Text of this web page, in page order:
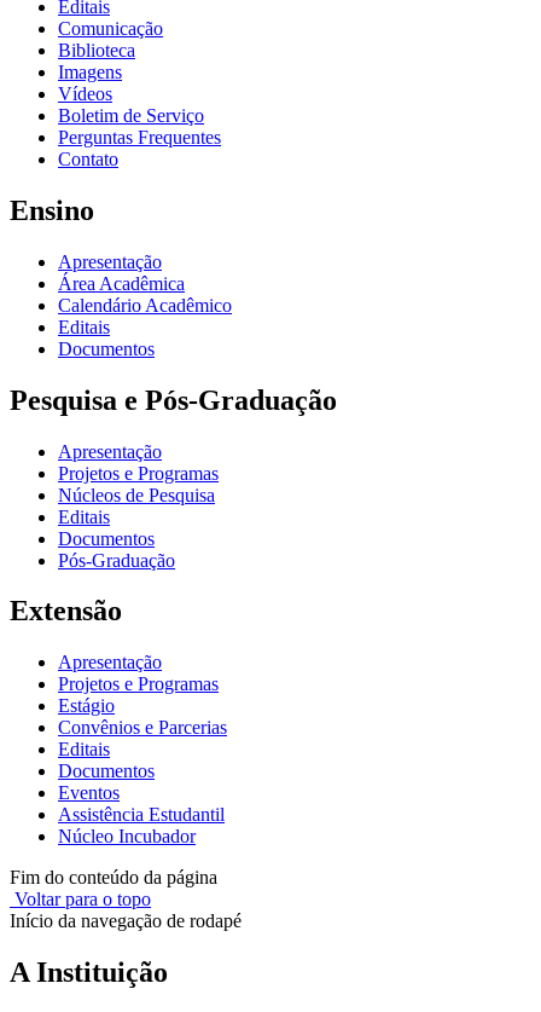
Editais
Comunicação
Biblioteca
Imagens
Vídeos
Boletim de Serviço
Perguntas Frequentes
Contato
Ensino
Apresentação
Área Acadêmica
Calendário Acadêmico
Editais
Documentos
Pesquisa e Pós-Graduação
Apresentação
Projetos e Programas
Núcleos de Pesquisa
Editais
Documentos
Pós-Graduação
Extensão
Apresentação
Projetos e Programas
Estágio
Convênios e Parcerias
Editais
Documentos
Eventos
Assistência Estudantil
Núcleo Incubador
Fim do conteúdo da página
Voltar para o topo
Início da navegação de rodapé
A Instituição